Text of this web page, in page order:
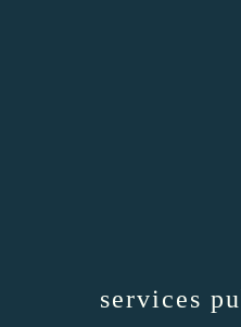
services